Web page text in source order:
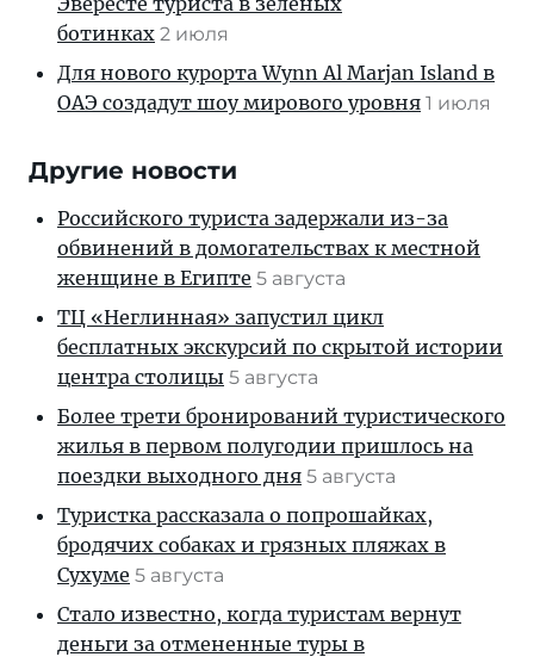
ботинках 2 июля
Для нового курорта Wynn Al Marjan Island в
ОАЭ создадут шоу мирового уровня 1 июля
Другие новости
Российского туриста задержали из-за
обвинений в домогательствах к местной
женщине в Египте 5 августа
ТЦ «Неглинная» запустил цикл
бесплатных экскурсий по скрытой истории
центра столицы 5 августа
Более трети бронирований туристического
жилья в первом полугодии пришлось на
поездки выходного дня 5 августа
Туристка рассказала о попрошайках,
бродячих собаках и грязных пляжах в
Сухуме 5 августа
Стало известно, когда туристам вернут
деньги за отмененные туры в